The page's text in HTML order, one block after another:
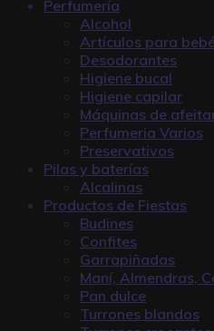
Perfumería
Alcohol
Artículos para
Desodorantes
Higiene bucal
Higiene capilar
Máquinas de
Perfumeria Varios
Preservativos
Pilas y baterías
Alcalinas
Productos de Fiestas
Budines
Confites
Garrapiñadas
Maní, Almendras,
Pan dulce
Turrones blandos